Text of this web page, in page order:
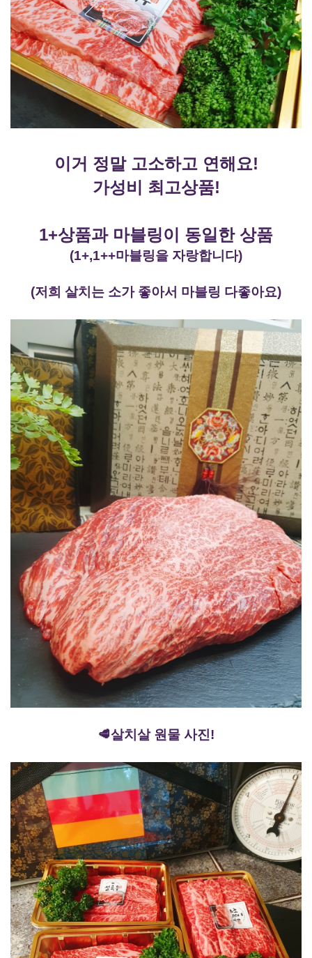
이거 정말 고소하고 연해요!
가성비 최고상품!
1+상품과 마블링이 동일한 상품
(1+,1++마블링을 자랑합니다)
(저희 살치는 소가 좋아서 마블링 다좋아요)
🥩살치살 원물 사진!